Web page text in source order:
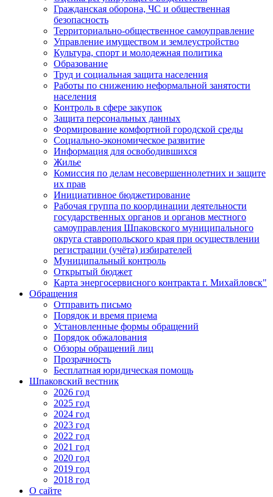
Гражданская оборона, ЧС и общественная
безопасность
Территориально-общественное самоуправление
Управление имуществом и землеустройство
Культура, спорт и молодежная политика
Образование
Труд и социальная защита населения
Работы по снижению неформальной занятости
населения
Контроль в сфере закупок
Защита персональных данных
Формирование комфортной городской среды
Социально-экономическое развитие
Информация для освободившихся
Жилье
Комиссия по делам несовершеннолетних и защите
их прав
Инициативное бюджетирование
Рабочая группа по координации деятельности
государственных органов и органов местного
самоуправления Шпаковского муниципального
округа ставропольского края при осуществлении
регистрации (учёта) избирателей
Муниципальный контроль
Открытый бюджет
Карта энергосервисного контракта г. Михайловск"
Обращения
Отправить письмо
Порядок и время приема
Установленные формы обращений
Порядок обжалования
Обзоры обращений лиц
Прозрачность
Бесплатная юридическая помощь
Шпаковский вестник
2026 год
2025 год
2024 год
2023 год
2022 год
2021 год
2020 год
2019 год
2018 год
О сайте